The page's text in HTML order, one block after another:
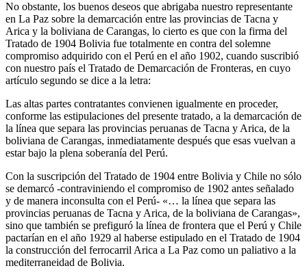
No obstante, los buenos deseos que abrigaba nuestro representante
en La Paz sobre la demarcación entre las provincias de Tacna y
Arica y la boliviana de Carangas, lo cierto es que con la firma del
Tratado de 1904 Bolivia fue totalmente en contra del solemne
compromiso adquirido con el Perú en el año 1902, cuando suscribió
con nuestro país el Tratado de Demarcación de Fronteras, en cuyo
artículo segundo se dice a la letra:
Las altas partes contratantes convienen igualmente en proceder,
conforme las estipulaciones del presente tratado, a la demarcación de
la línea que separa las provincias peruanas de Tacna y Arica, de la
boliviana de Carangas, inmediatamente después que esas vuelvan a
estar bajo la plena soberanía del Perú.
Con la suscripción del Tratado de 1904 entre Bolivia y Chile no sólo
se demarcó -contraviniendo el compromiso de 1902 antes señalado
y de manera inconsulta con el Perú- «… la línea que separa las
provincias peruanas de Tacna y Arica, de la boliviana de Carangas»,
sino que también se prefiguró la línea de frontera que el Perú y Chile
pactarían en el año 1929 al haberse estipulado en el Tratado de 1904
la construcción del ferrocarril Arica a La Paz como un paliativo a la
mediterraneidad de Bolivia.